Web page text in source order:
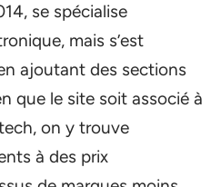
se spécialise
mais s’est
ajoutant des sections
que le site soit associé à
on y trouve
à des prix